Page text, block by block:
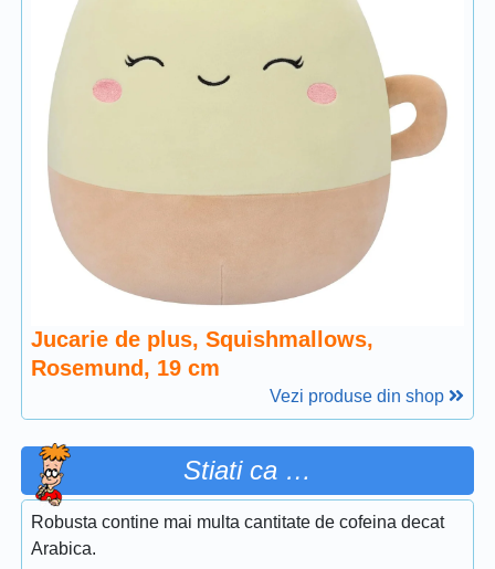
Jucarie de plus, Squishmallows,
Rosemund, 19 cm
Vezi produse din shop
Stiati ca …
Robusta contine mai multa cantitate de cofeina decat
Arabica.